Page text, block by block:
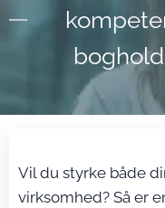
Vil du styrke både
virksomhed? Så er